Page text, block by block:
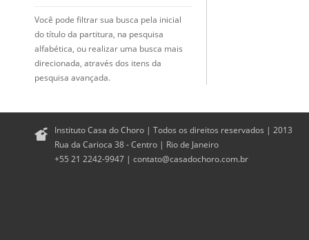
Você pode filtrar sua busca pela inicial
do título da partitura, na pesquisa
alfabética, ou realizar uma busca mais
direcionada, através dos itens da
pesquisa avançada.
Instituto Casa do Choro | Todos os direitos reservados | 2013
Rua da Carioca 38 - Centro | Rio de Janeiro
+55 21 2242-9947 | contato@casadochoro.com.br